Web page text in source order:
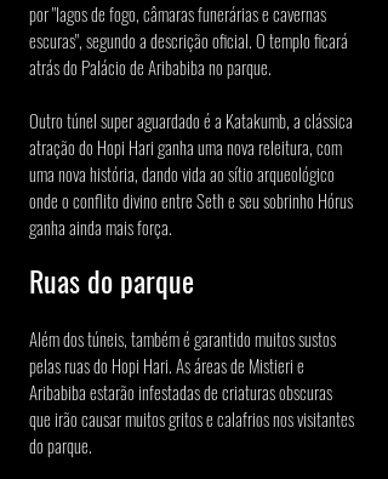
por "lagos de fogo, câmaras funerárias e cavernas
escuras", segundo a descrição oficial. O templo ficará
atrás do Palácio de Aribabiba no parque.
Outro túnel super aguardado é a Katakumb, a clássica
atração do Hopi Hari ganha uma nova releitura, com
uma nova história, dando vida ao sítio arqueológico
onde o conflito divino entre Seth e seu sobrinho Hórus
ganha ainda mais força.
Ruas do parque
Além dos túneis, também é garantido muitos sustos
pelas ruas do Hopi Hari. As áreas de Mistieri e
Aribabiba estarão infestadas de criaturas obscuras
que irão causar muitos gritos e calafrios nos visitantes
do parque.